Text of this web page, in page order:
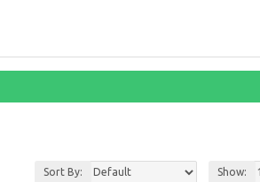
Sort By: Show: